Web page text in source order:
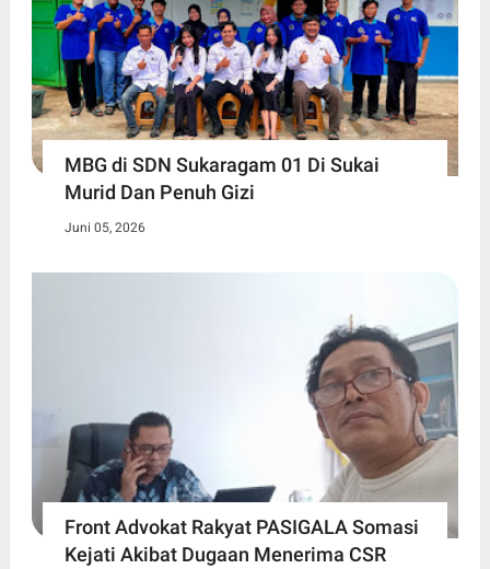
MBG di SDN Sukaragam 01 Di Sukai
Murid Dan Penuh Gizi
Juni 05, 2026
Front Advokat Rakyat PASIGALA Somasi
Kejati Akibat Dugaan Menerima CSR